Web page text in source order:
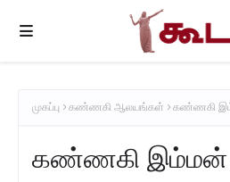
முகப்பு கண்ணகி ஆலயங்கள் கண்ணகி
கண்ணகி